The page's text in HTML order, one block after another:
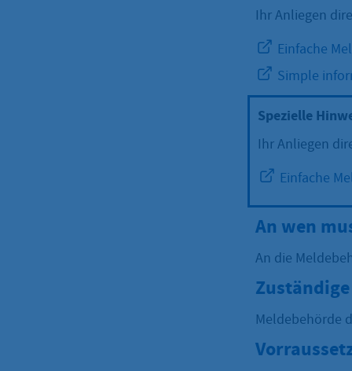
Ihr Anliegen
Einfache
Simple
Spezielle
Ihr Anliegen
Einfache
An wen
An die
Meldebehörde